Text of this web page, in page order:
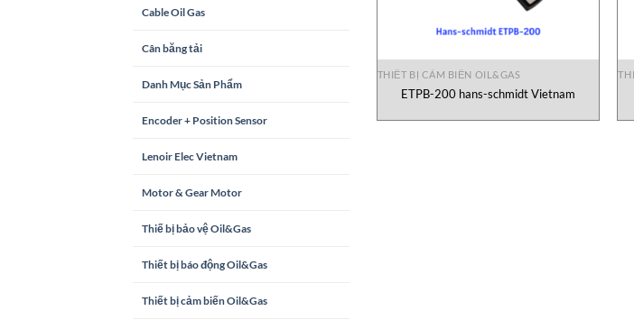
Cable Oil Gas
Cân băng tải
Danh Mục Sản Phẩm
Encoder + Position Sensor
Lenoir Elec Vietnam
Motor & Gear Motor
Thiế bị bảo vệ Oil&Gas
Thiết bị báo động Oil&Gas
Thiết bị cảm biến Oil&Gas
THIẾT BỊ CẢM BIẾN OIL&GAS
ETPB-200 hans-schmidt Vietnam